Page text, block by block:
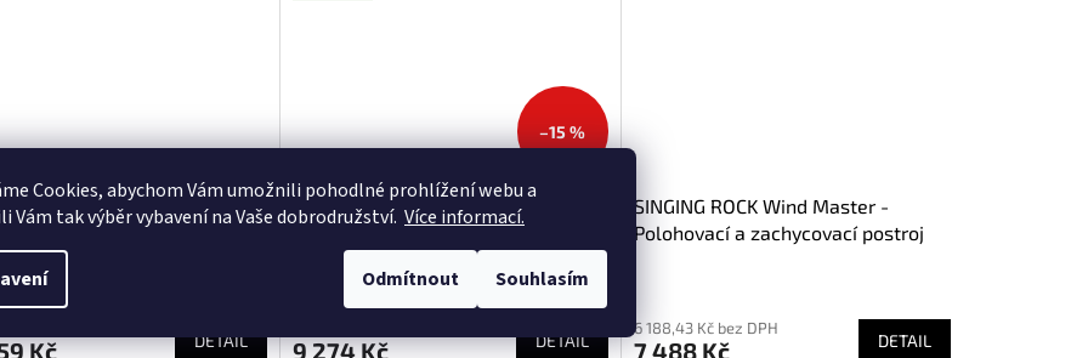
Cookies, abychom Vámumožnili pohodlné prohlížení webu a
Vám tak výběr vybavení na Vaše dobrodružství. Více informací.
Odmítnout Souhlasím
ASTRO 0 pracovní postroj INT
Kč DETAIL
–15 %
PETZL ASTRO - pracovní postroj EU
Průměrné
hodnocení
produktu
9 274 Kč DETAIL
SINGING ROCK Wind Master -
Polohovací a zachycovací postroj
produktu
6 188,43 Kč bez DPH
7 488 Kč DETAIL